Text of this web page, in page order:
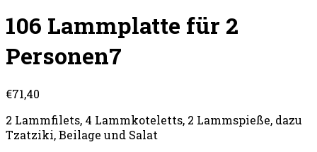
106 Lammplatte für 2
Personen7
€71,40
2 Lammfilets, 4 Lammkoteletts, 2 Lammspieße, dazu
Tzatziki, Beilage und Salat